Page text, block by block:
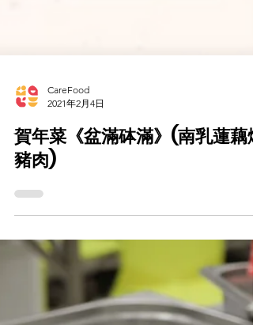
CareFood
2021年2月4日
賀年菜《盆滿砵滿》(南乳蓮藕燜
豬肉)